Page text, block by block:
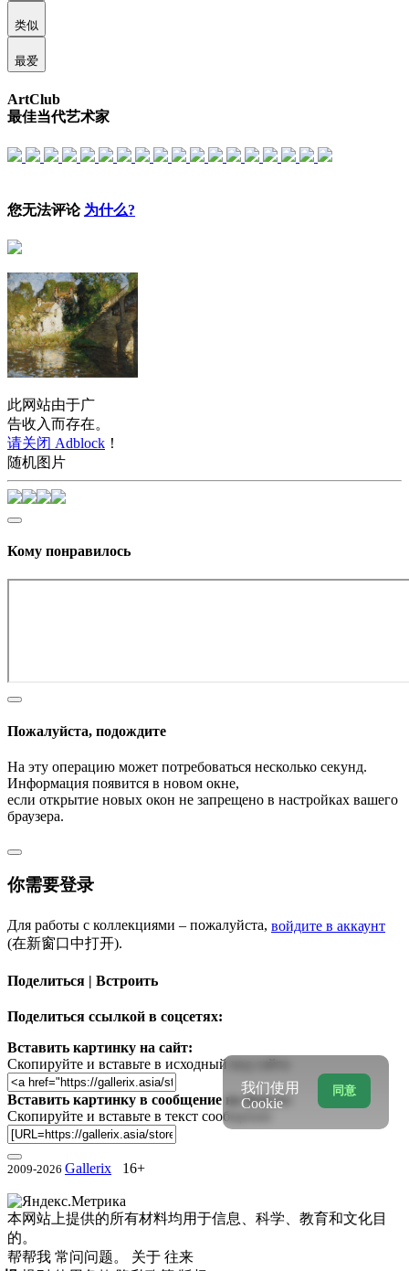
类似
最爱
ArtClub
最佳当代艺术家
您无法评论 为什么?
此网站由于广
告收入而存在。
请关闭 Adblock ！
随机图片
Кому понравилось
Пожалуйста, подождите
На эту операцию может потребоваться несколько секунд.
Информация появится в новом окне,
если открытие новых окон не запрещено в настройках вашего
браузера.
你需要登录
Для работы с коллекциями – пожалуйста, войдите в аккаунт
(在新窗口中打开).
Поделиться | Встроить
Поделиться ссылкой в соцсетях:
Вставить картинку на сайт:
Скопируйте и вставьте в исходный код сайта
Вставить картинку в сообщение на форум:
Скопируйте и вставьте в текст сообщения
2009-2026 Gallerix 16+
本网站上提供的所有材料均用于信息、科学、教育和文化目
的。
帮帮我 常问问题。 关于 往来
同意
我们使用
Cookie